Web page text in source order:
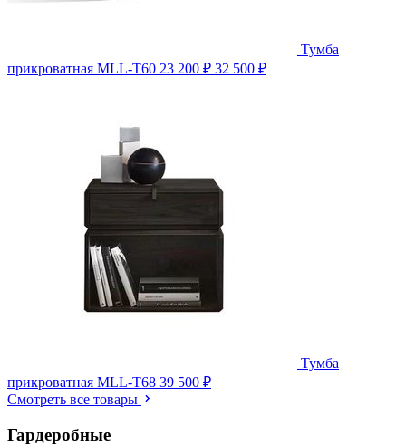
Тумба
прикроватная MLL-T60 23 200 ₽ 32 500 ₽
Тумба
прикроватная MLL-T68 39 500 ₽
Смотреть все товары
Гардеробные